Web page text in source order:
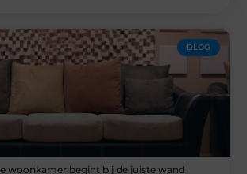
BLOG
woonkamer begint bij de juiste wand